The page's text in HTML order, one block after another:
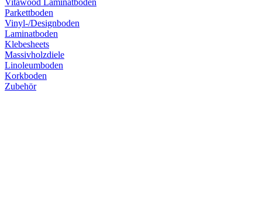
Vitawood Laminatboden
Parkettboden
Vinyl-/Designboden
Laminatboden
Klebesheets
Massivholzdiele
Linoleumboden
Korkboden
Zubehör